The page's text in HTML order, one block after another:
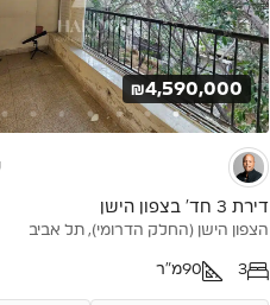
₪4,590,000
דירת 3 חד’ בצפון הישן
הצפון הישן (החלק הדרומי), תל אביב
3
90מ"ר